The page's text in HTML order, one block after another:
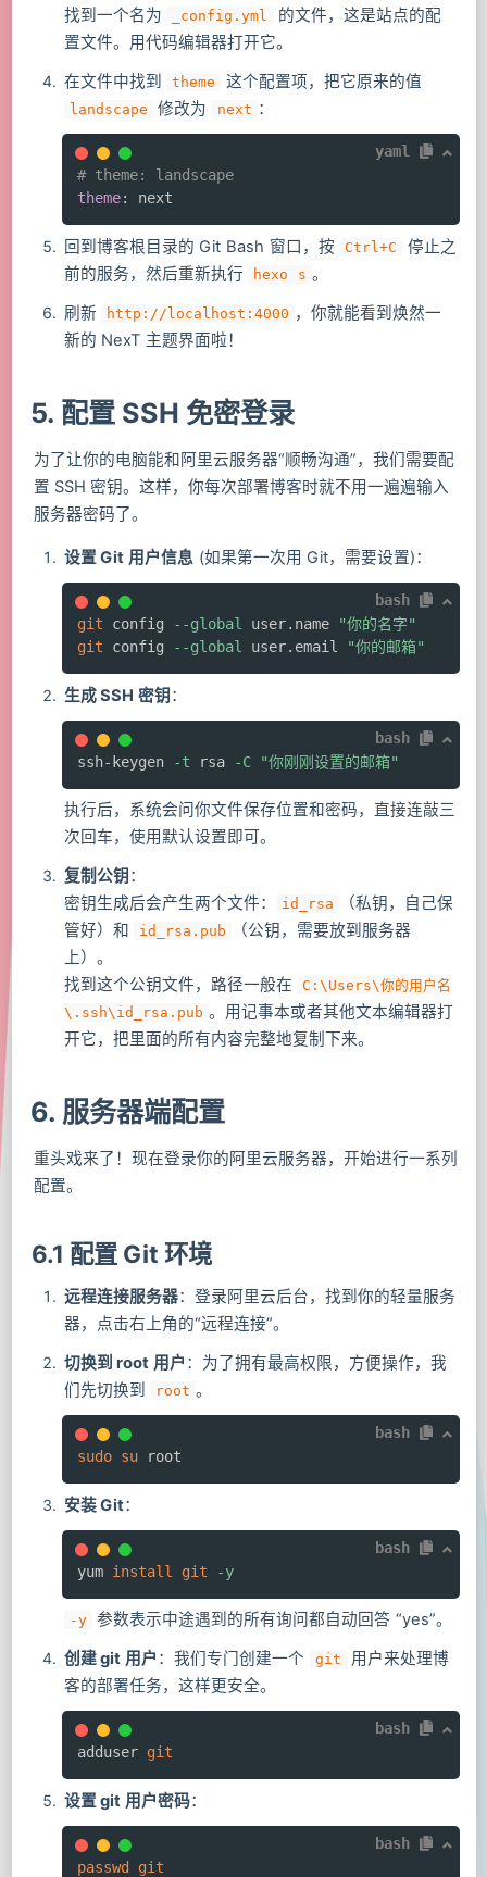
找到一个名为 _config.yml
的文件，这是站点的配
置文件。用代码编辑器打开它。
在文件中找到
theme 这个配置项，把它原来的值
landscape 修改为 next ：
yaml
# theme: landscape
theme: next
回到博客根目录的 Git Bash 窗口，按 Ctrl+C
停止之
前的服务，然后重新执行
hexo s 。
刷新
http://localhost:4000 ，你就能看到焕然一
新的 NexT 主题界面啦！
5. 配置 SSH 免密登录
为了让你的电脑能和阿里云服务器“顺畅沟通”，我们需要配
置 SSH 密钥。这样，你每次部署博客时就不用一遍遍输入
服务器密码了。
设置 Git 用户信息 (如果第一次用 Git，需要设置)：
bash
git config --global user.name
"你的名字"
git config --global user.email "你的邮箱"
生成 SSH 密钥 ：
bash
ssh-keygen
-t rsa -C "你刚刚设置的邮箱"
执行后，系统会问你文件保存位置和密码，直接连敲三
次回车，使用默认设置即可。
复制公钥 ：
密钥生成后会产生两个文件：
id_rsa
（私钥，自己保
管好）和
id_rsa.pub
（公钥，需要放到服务器
上）。
找到这个公钥文件，路径一般在
C:\Users\你的用户名
\.ssh\id_rsa.pub 。用记事本或者其他文本编辑器打
开它，把里面的所有内容完整地复制下来。
6. 服务器端配置
重头戏来了！现在登录你的阿里云服务器，开始进行一系列
配置。
6.1 配置 Git 环境
远程连接服务器：登录阿里云后台，找到你的轻量服务
器，点击右上角的“远程连接”。
切换到 root 用户 ：为了拥有最高权限，方便操作，我
们先切换到
root 。
bash
sudo su root
安装 Git：
bash
yum install git -y
-y
参数表示中途遇到的所有询问都自动回答 “yes”。
创建 git 用户 ：我们专门创建一个 git
用户来处理博
客的部署任务，这样更安全。
bash
adduser git
设置 git 用户密码：
bash
passwd git